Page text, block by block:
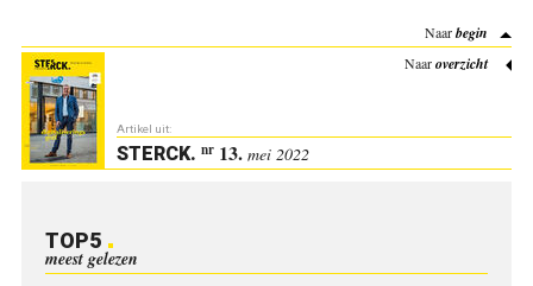
Naarbegin
Naaroverzicht
Artikel uit:
STERCK. nr13. mei 2022
TOP5
meest gelezen